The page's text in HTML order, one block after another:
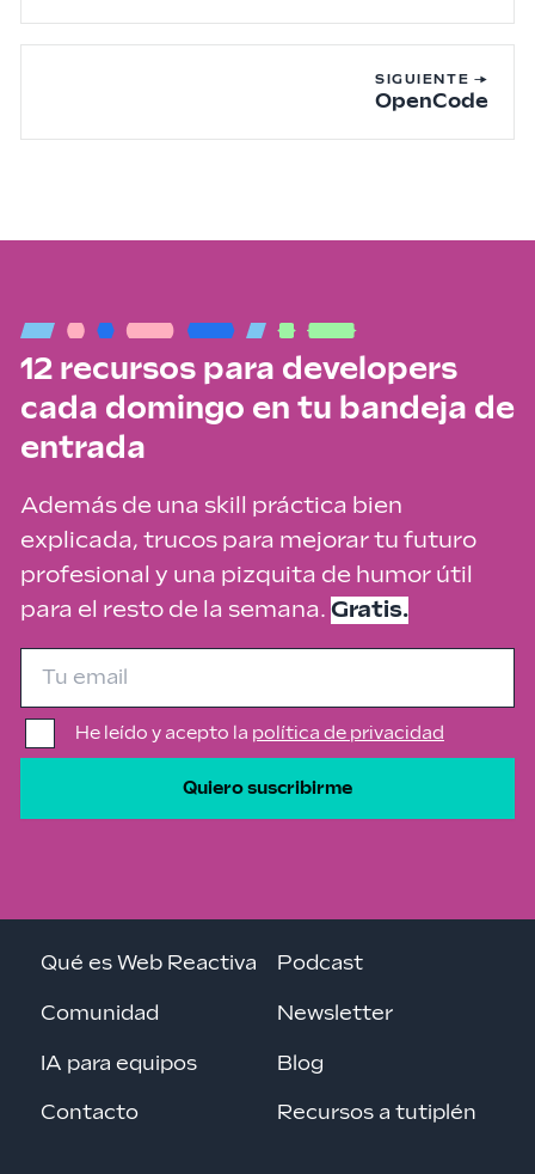
SIGUIENTE →
OpenCode
12 recursos para developers
cada domingo en tu bandeja de
entrada
Además de una skill práctica bien
explicada, trucos para mejorar tu futuro
profesional y una pizquita de humor útil
para el resto de la semana. Gratis.
He leído y acepto la política de privacidad
Quiero suscribirme
Qué es Web Reactiva
Comunidad
IA para equipos
Contacto
Podcast
Newsletter
Blog
Recursos a tutiplén